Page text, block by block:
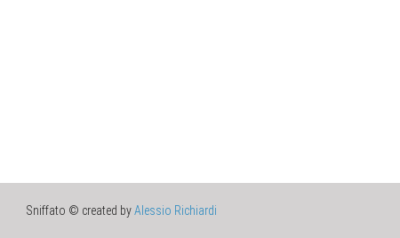
Sniffato © created byAlessio Richiardi